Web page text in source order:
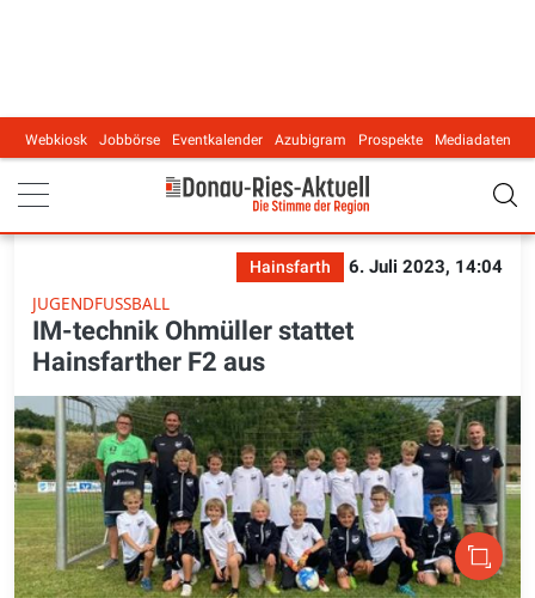
Main navigation
Webkiosk Jobbörse Eventkalender Azubigram Prospekte Mediadaten
Hainsfarth
6. Juli 2023, 14:04
JUGENDFUSSBALL
IM-technik Ohmüller stattet
Hainsfarther F2 aus